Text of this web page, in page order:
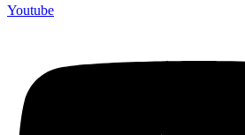
Youtube